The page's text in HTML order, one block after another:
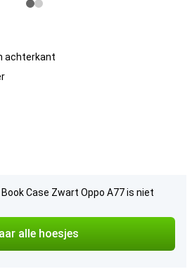
achterkant
Case Zwart Oppo A77 is niet
alle hoesjes